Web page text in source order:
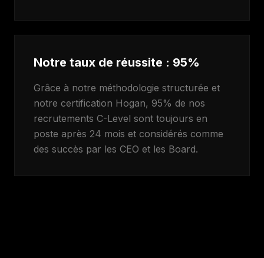
Notre taux de réussite : 95%
Grâce à notre méthodologie structurée et
notre certification Hogan, 95% de nos
recrutements C-Level sont toujours en
poste après 24 mois et considérés comme
des succès par les CEO et les Board.